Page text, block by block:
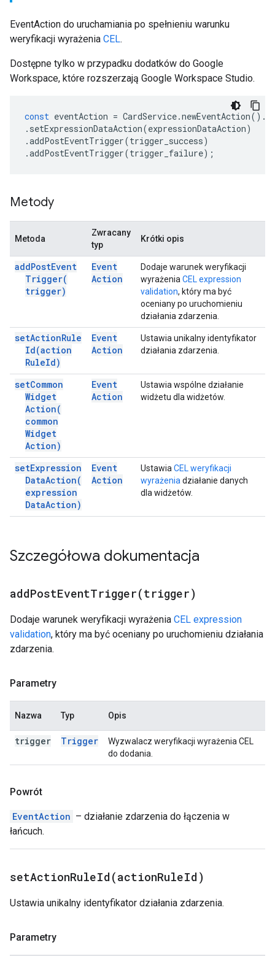
EventAction do uruchamiania po spełnieniu warunku
weryfikacji wyrażenia CEL.
Dostępne tylko w przypadku dodatków do Google
Workspace, które rozszerzają Google Workspace Studio.
const eventAction = CardService.newEventAction().
. setExpressionDataAction(expressionDataAction)
.addPostEventTrigger(trigger_success)
.addPostEventTrigger(trigger_failure);
Metody
Metoda
Zwracany
typ
Krótki opis
addPostEvent
Trigger(
trigger)
Event
Action
Dodaje warunek weryfikacji
wyrażenia CEL expression
validation, który ma być
oceniany po uruchomieniu
działania zdarzenia.
setActionRule
Id(action
RuleId)
Event
Action
Ustawia unikalny identyfikator
działania zdarzenia.
setCommon
Widget
Action(
common
Widget
Action)
Event
Action
Ustawia wspólne działanie
widżetu dla widżetów.
setExpression
DataAction(
expression
DataAction)
Event
Action
Ustawia CEL weryfikacji
wyrażenia działanie danych
dla widżetów.
Szczegółowa dokumentacja
addPostEventTrigger(trigger)
Dodaje warunek weryfikacji wyrażenia CEL expression
validation, który ma być oceniany po uruchomieniu działania
zdarzenia.
Parametry
Nazwa Typ Opis
trigger Trigger
Wyzwalacz weryfikacji wyrażenia CEL
do dodania.
Powrót
EventAction – działanie zdarzenia do łączenia w
łańcuch.
setActionRuleId(actionRuleId)
Ustawia unikalny identyfikator działania zdarzenia.
Parametry